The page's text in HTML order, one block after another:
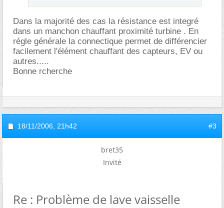
Dans la majorité des cas la résistance est integré
dans un manchon chauffant proximité turbine . En
régle générale la connectique permet de différencier
facilement l'élément chauffant des capteurs, EV ou
autres.....
Bonne rcherche
18/11/2006, 21h42 #3
bret35
Invité
Re : Problème de lave vaisselle